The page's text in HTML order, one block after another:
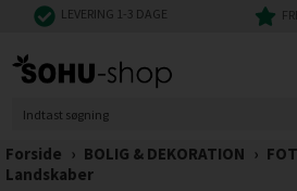
LEVERING 1-3 DAGE
Forside › BOLIG & DEKORATION ›
Landskaber